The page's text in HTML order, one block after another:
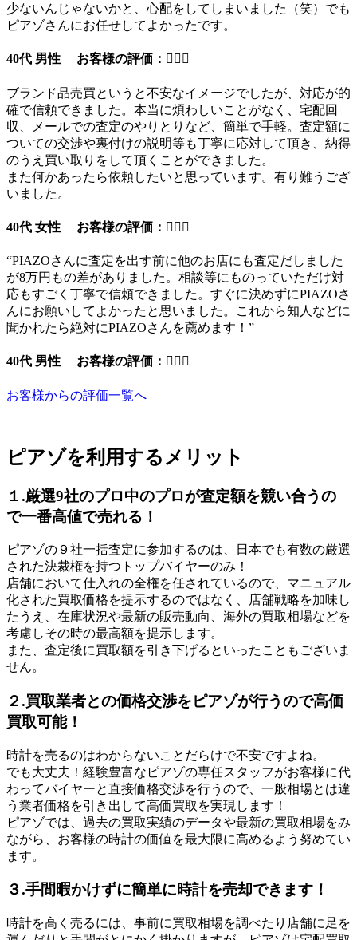
少ないんじゃないかと、心配をしてしまいました（笑）でも
ピアゾさんにお任せしてよかったです。
40代 男性 お客様の評価：
ブランド品売買というと不安なイメージでしたが、対応が的
確で信頼できました。本当に煩わしいことがなく、宅配回
収、メールでの査定のやりとりなど、簡単で手軽。査定額に
ついての交渉や裏付けの説明等も丁寧に応対して頂き、納得
のうえ買い取りをして頂くことができました。
また何かあったら依頼したいと思っています。有り難うござ
いました。
40代 女性 お客様の評価：
“PIAZOさんに査定を出す前に他のお店にも査定だしました
が8万円もの差がありました。相談等にものっていただけ対
応もすごく丁寧で信頼できました。すぐに決めずにPIAZOさ
んにお願いしてよかったと思いました。これから知人などに
聞かれたら絶対にPIAZOさんを薦めます！”
40代 男性 お客様の評価：
お客様からの評価一覧へ
ピアゾを利用するメリット
１.厳選9社のプロ中のプロが査定額を競い合うの
で一番高値で売れる！
ピアゾの９社一括査定に参加するのは、日本でも有数の厳選
された決裁権を持つトップバイヤーのみ！
店舗において仕入れの全権を任されているので、マニュアル
化された買取価格を提示するのではなく、店舗戦略を加味し
たうえ、在庫状況や最新の販売動向、海外の買取相場などを
考慮しその時の最高額を提示します。
また、査定後に買取額を引き下げるといったこともございま
せん。
２.買取業者との価格交渉をピアゾが行うので高価
買取可能！
時計を売るのはわからないことだらけで不安ですよね。
でも大丈夫！経験豊富なピアゾの専任スタッフがお客様に代
わってバイヤーと直接価格交渉を行うので、一般相場とは違
う業者価格を引き出して高価買取を実現します！
ピアゾでは、過去の買取実績のデータや最新の買取相場をみ
ながら、お客様の時計の価値を最大限に高めるよう努めてい
ます。
３.手間暇かけずに簡単に時計を売却できます！
時計を高く売るには、事前に買取相場を調べたり店舗に足を